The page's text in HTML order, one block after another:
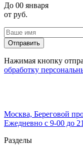
До 00 января
от руб.
Отправить
Нажимая кнопку
обработку
Москва, Береговой
Ежедневно с 9-00 до
Разделы